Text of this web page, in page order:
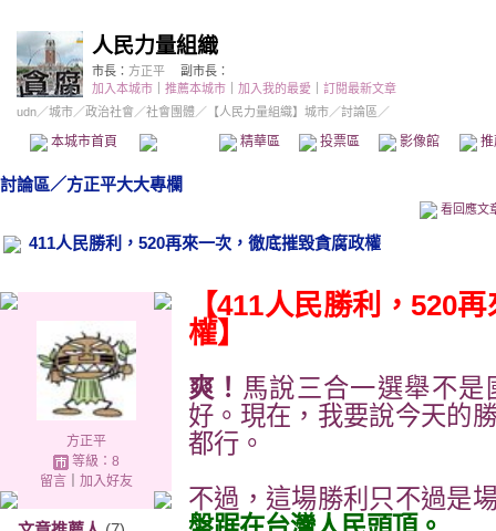
人民力量組織
市長： 方正平
副市長：
加入本城市
推薦本城市 加入我的最愛
訂閱最新文章
udn／城市／政治社會 ／社會團體／ 【人民力量組織】城市／討論區／
本城市首頁 精華區 投票區 影像館
討論區／方正平大大專欄
看回應文
411人民勝利，520再來一次，徹底摧毀貪腐政權
方正平
等級：8
留言｜ 加入好友
【411人民勝利，520
權】
爽！ 馬說三合一選舉不
好。現在，我要說今天的
都行。
不過，這場勝利只不過是